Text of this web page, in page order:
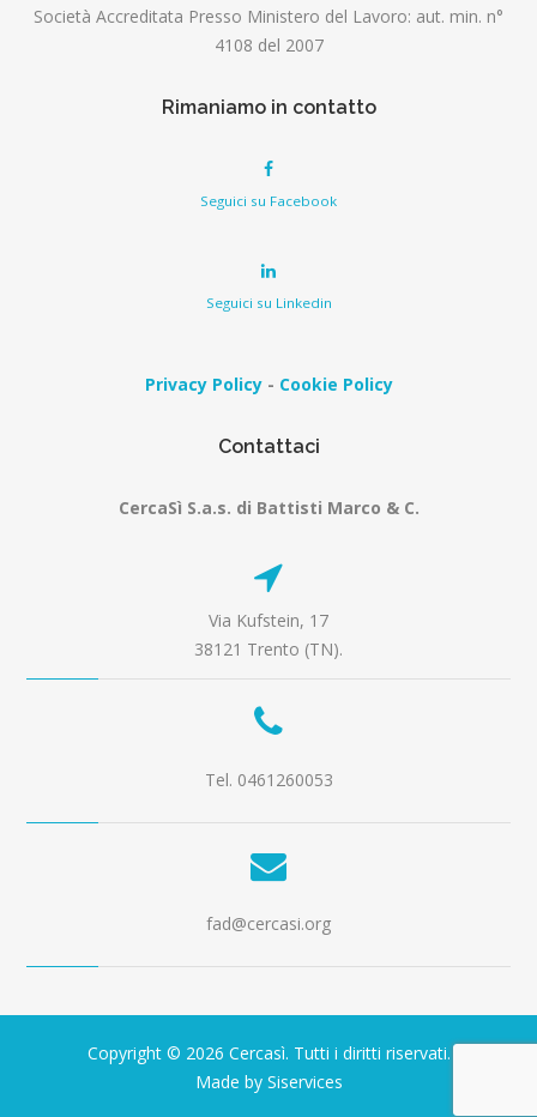
Società Accreditata Presso Ministero del Lavoro: aut. min. n°
4108 del 2007
Rimaniamo in contatto
Seguici su Facebook
Seguici su Linkedin
Privacy Policy- Cookie Policy
Contattaci
CercaSì S.a.s. di Battisti Marco & C.
Via Kufstein, 17
38121 Trento (TN).
Tel. 0461260053
fad@cercasi.org
Copyright © 2026 Cercasì. Tutti i diritti riservati.
Made by Siservices